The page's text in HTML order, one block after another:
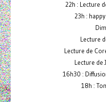
22h : Lecture
23h :
Lecture
Lecture de
Lecture de
18h :